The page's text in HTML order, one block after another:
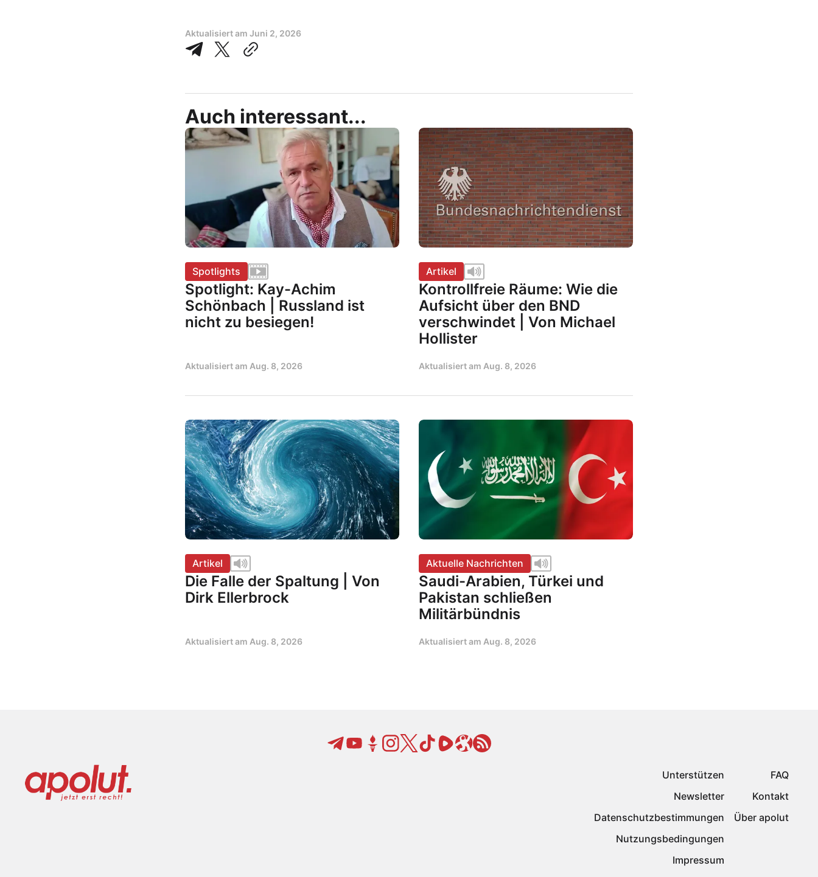
Aktualisiert am Juni 2, 2026
Auch interessant...
Spotlights
Spotlight: Kay-Achim
Schönbach | Russland ist
nicht zu besiegen!
Aktualisiert am Aug. 8, 2026
Artikel
Kontrollfreie Räume: Wie die
Aufsicht über den BND
verschwindet | Von Michael
Hollister
Aktualisiert am Aug. 8, 2026
Artikel
Die Falle der Spaltung | Von
Dirk Ellerbrock
Aktualisiert am Aug. 8, 2026
Aktuelle Nachrichten
Saudi-Arabien, Türkei und
Pakistan schließen
Militärbündnis
Aktualisiert am Aug. 8, 2026
Unterstützen
Newsletter
Datenschutzbestimmungen
Nutzungsbedingungen
Impressum
FAQ
Kontakt
Über apolut